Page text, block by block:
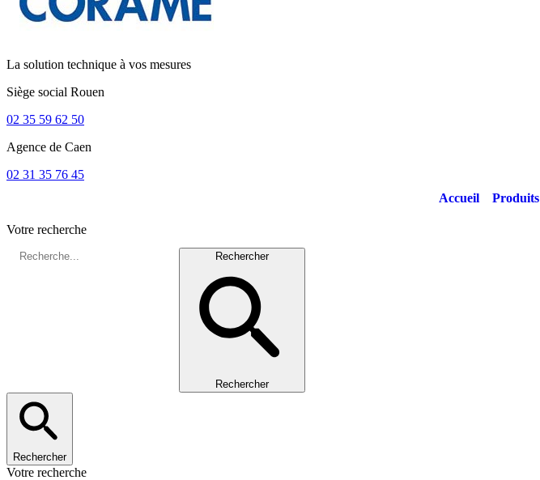
La solution technique à vos mesures
Siège social Rouen
02 35 59 62 50
Agence de Caen
02 31 35 76 45
Accueil
Produits
Votre recherche
Rechercher
Rechercher
Rechercher
Votre recherche